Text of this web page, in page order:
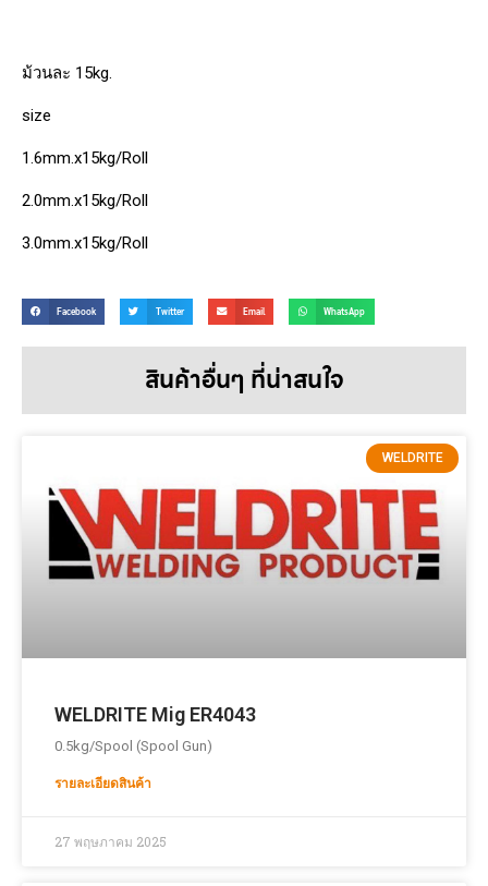
ม้วนละ 15kg.
size
1.6mm.x15kg/Roll
2.0mm.x15kg/Roll
3.0mm.x15kg/Roll
Facebook Twitter Email WhatsApp
สินค้าอื่นๆ ที่น่าสนใจ
WELDRITE
WELDRITE Mig ER4043
0.5kg/Spool (Spool Gun)
รายละเอียดสินค้า
27 พฤษภาคม 2025